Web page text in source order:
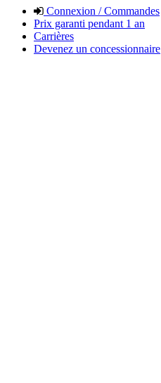
Connexion / Commandes
Prix garanti pendant 1 an
Carrières
Devenez un concessionnaire